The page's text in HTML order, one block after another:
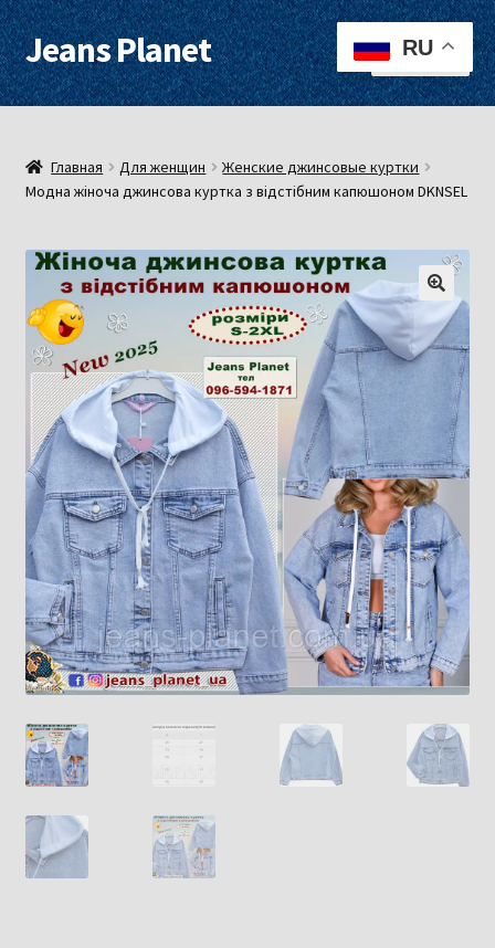
Перейти
к
навигации
Перейти
к
содержимому
Jeans Planet Меню
Для женщин
Для мужчин
Оплата, доставка
Контакты
Примерочная
Главная Для женщин
Женские джинсовые куртки
Модна жіноча джинсова куртка з відстібним капюшоном DKNSEL
RU